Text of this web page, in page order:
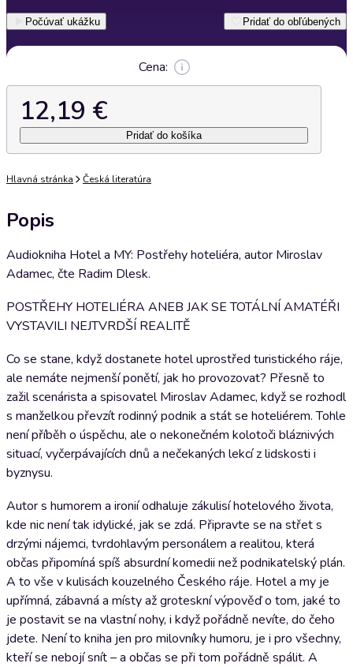
Počúvať ukážku Pridať do obľúbených
Cena:
12,19 €
Pridať do košíka
Hlavná stránka Česká literatúra
Popis
Audiokniha Hotel a MY: Postřehy hoteliéra, autor Miroslav
Adamec, čte Radim Dlesk.
POSTŘEHY HOTELIÉRA ANEB JAK SE TOTÁLNÍ AMATÉŘI
VYSTAVILI NEJTVRDŠÍ REALITĚ
Co se stane, když dostanete hotel uprostřed turistického ráje,
ale nemáte nejmenší ponětí, jak ho provozovat? Přesně to
zažil scenárista a spisovatel Miroslav Adamec, když se rozhodl
s manželkou převzít rodinný podnik a stát se hoteliérem. Tohle
není příběh o úspěchu, ale o nekonečném kolotoči bláznivých
situací, vyčerpávajících dnů a nečekaných lekcí z lidskosti i
byznysu.
Autor s humorem a ironií odhaluje zákulisí hotelového života,
kde nic není tak idylické, jak se zdá. Připravte se na střet s
drzými nájemci, tvrdohlavým personálem a realitou, která
občas připomíná spíš absurdní komedii než podnikatelský plán.
A to vše v kulisách kouzelného Českého ráje. Hotel a my je
upřímná, zábavná a místy až groteskní výpověď o tom, jaké to
je postavit se na vlastní nohy, i když pořádně nevíte, do čeho
jdete. Není to kniha jen pro milovníky humoru, je i pro všechny,
kteří se nebojí snít – a občas se při tom pořádně spálit. A